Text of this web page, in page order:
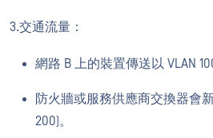
3.交通流量：
網路 B 上的裝置傳送以 VLAN
防火牆或服務供應商交換器會
200)。